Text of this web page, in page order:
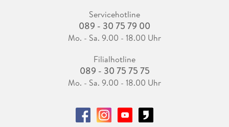
Servicehotline
089 - 30 75 79 00
Mo. - Sa. 9.00 - 18.00 Uhr
Filialhotline
089 - 30 75 75 75
Mo. - Sa. 9.00 - 18.00 Uhr